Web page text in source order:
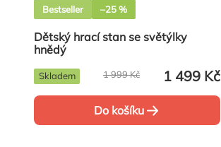
Bestseller –25 %
Dětský hrací stan se světýlky
hnědý
1 499 Kč
1 999 Kč
Skladem
Do košíku